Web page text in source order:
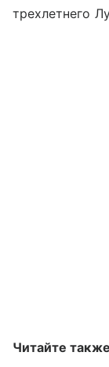
трехлетнего
Читайте